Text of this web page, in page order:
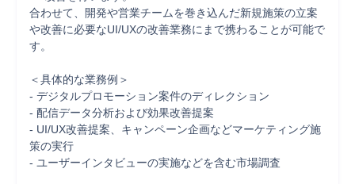
合わせて、開発や営業チームを巻き込んだ新規施策の立案
や改善に必要なUI/UXの改善業務にまで携わることが可能で
す。
＜具体的な業務例＞
- デジタルプロモーション案件のディレクション
- 配信データ分析および効果改善提案
- UI/UX改善提案、キャンペーン企画などマーケティング施
策の実行
- ユーザーインタビューの実施などを含む市場調査